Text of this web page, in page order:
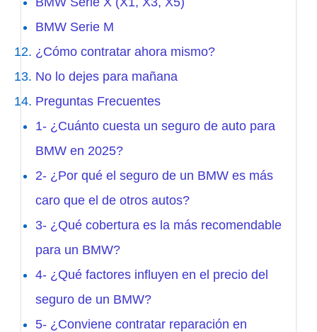
BMW Serie M
¿Cómo contratar ahora mismo?
No lo dejes para mañana
Preguntas Frecuentes
1- ¿Cuánto cuesta un seguro de auto para
BMW en 2025?
2- ¿Por qué el seguro de un BMW es más
caro que el de otros autos?
3- ¿Qué cobertura es la más recomendable
para un BMW?
4- ¿Qué factores influyen en el precio del
seguro de un BMW?
5- ¿Conviene contratar reparación en